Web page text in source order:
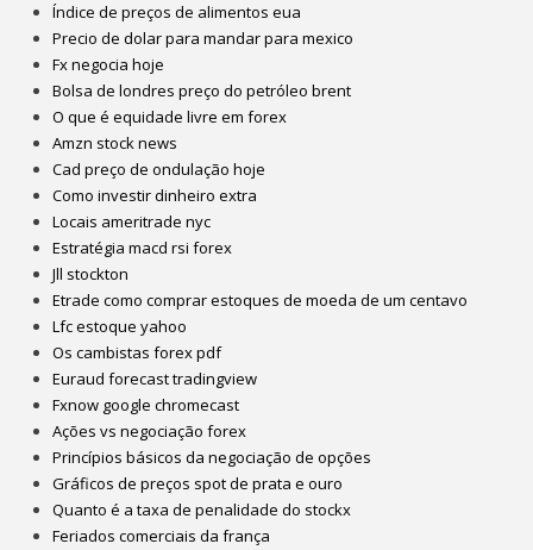
Índice de preços de alimentos eua
Precio de dolar para mandar para mexico
Fx negocia hoje
Bolsa de londres preço do petróleo brent
O que é equidade livre em forex
Amzn stock news
Cad preço de ondulação hoje
Como investir dinheiro extra
Locais ameritrade nyc
Estratégia macd rsi forex
Jll stockton
Etrade como comprar estoques de moeda de um centavo
Lfc estoque yahoo
Os cambistas forex pdf
Euraud forecast tradingview
Fxnow google chromecast
Ações vs negociação forex
Princípios básicos da negociação de opções
Gráficos de preços spot de prata e ouro
Quanto é a taxa de penalidade do stockx
Feriados comerciais da frança